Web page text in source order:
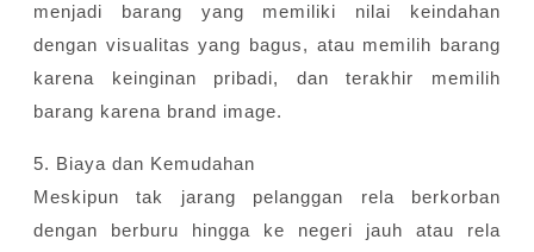
menjadi barang yang memiliki nilai keindahan
dengan visualitas yang bagus, atau memilih barang
karena keinginan pribadi, dan terakhir memilih
barang karena brand image.
5. Biaya dan Kemudahan
Meskipun tak jarang pelanggan rela berkorban
dengan berburu hingga ke negeri jauh atau rela